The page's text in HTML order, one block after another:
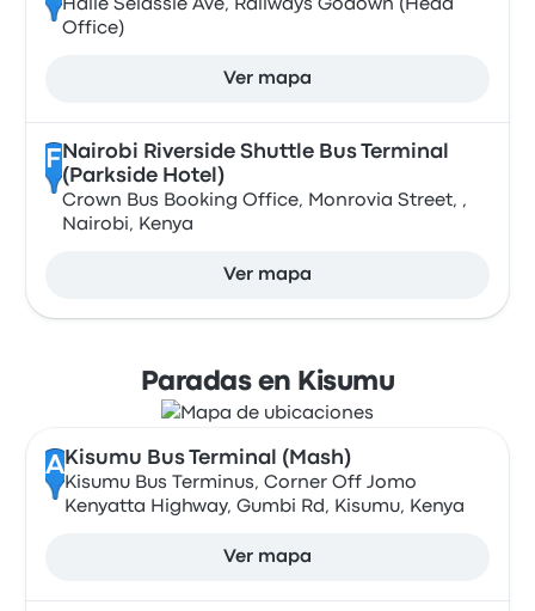
Haile Selassie Ave, Railways Godown (Head
Office)
Ver mapa
F Nairobi Riverside Shuttle Bus Terminal
(Parkside Hotel)
Crown Bus Booking Office, Monrovia Street, ,
Nairobi, Kenya
Ver mapa
Paradas en Kisumu
A Kisumu Bus Terminal (Mash)
Kisumu Bus Terminus, Corner Off Jomo
Kenyatta Highway, Gumbi Rd, Kisumu, Kenya
Ver mapa